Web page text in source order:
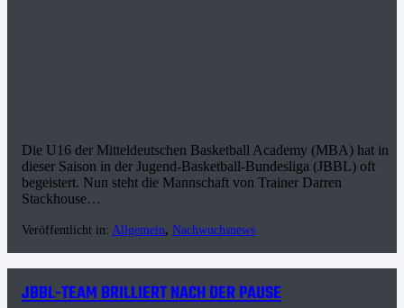
Die U16 der Mitteldeutschen Basketball Academy (MBA) hat in
dieser Saison in der Jugend-Basketball-Bundesliga (JBBL) oft
begeistert. Nun steht die Mannschaft von Trainer Darren
Stackhouse…
Veröffentlicht in: Allgemein, Nachwuchsnews
JBBL-TEAM BRILLIERT NACH DER PAUSE